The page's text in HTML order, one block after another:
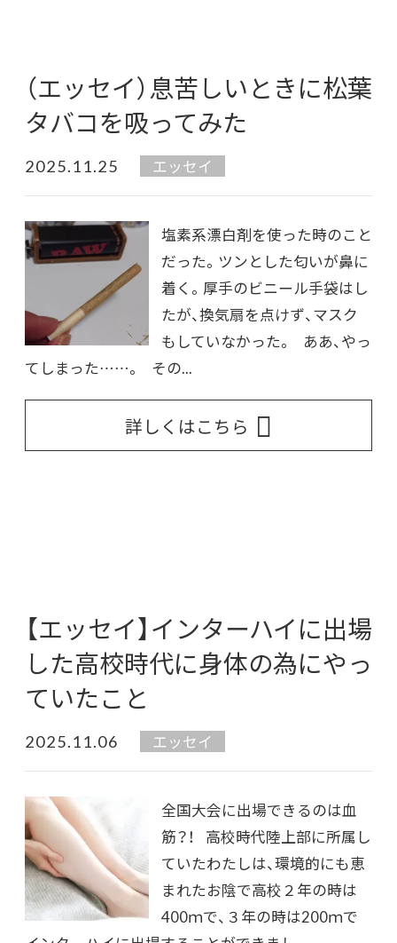
（エッセイ）息苦しいときに松葉
タバコを吸ってみた
2025.11.25 エッセイ
塩素系漂白剤を使った時のこと
だった。ツンとした匂いが鼻に
着く。厚手のビニール手袋はし
たが、換気扇を点けず、マスク
もしていなかった。 ああ、やっ
てしまった……。 その...
詳しくはこちら
【エッセイ】インターハイに出場
した高校時代に身体の為にやっ
ていたこと
2025.11.06 エッセイ
全国大会に出場できるのは血
筋？！ 高校時代陸上部に所属し
ていたわたしは、環境的にも恵
まれたお陰で高校２年の時は
400ｍで、３年の時は200ｍで